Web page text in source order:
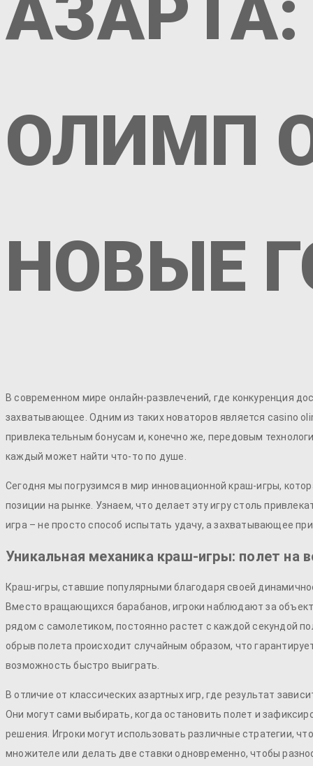
ОЛИМП
НОВЫЕ
В современном мире онлайн-развлечений, где конкуренция
захватывающее. Одним из таких новаторов является casino
привлекательным бонусам и, конечно же, передовым
каждый может найти что-то по душе.
Сегодня мы погрузимся в мир инновационной краш-игры,
позиции на рынке. Узнаем, что делает эту игру столь
игра – не просто способ испытать удачу, а захватывающее
Уникальная механика краш-игры: полет на
Краш-игры, ставшие популярными благодаря своей
Вместо вращающихся барабанов, игроки наблюдают за
рядом с самолетиком, постоянно растет с каждой секундой
обрыв полета происходит случайным образом, что
возможность быстро выиграть.
В отличие от классических азартных игр, где результат
Они могут сами выбирать, когда остановить полет и
решения. Игроки могут использовать различные стратегии,
множителе или делать две ставки одновременно, чтобы